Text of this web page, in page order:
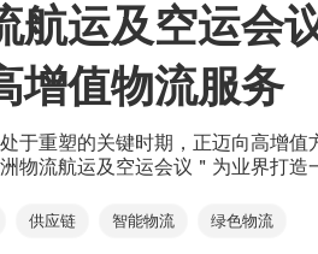
航运及空运会
增值物流服务
于重塑的关键时期，正迈向高增值
物流航运及空运会议＂为业界打造
界获得最新行业资讯，在当今复杂
握环球商机。
供应链 智能物流 绿色物流